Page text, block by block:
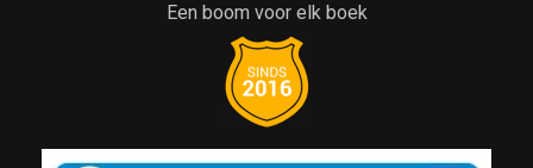
Een boom voor elk boek